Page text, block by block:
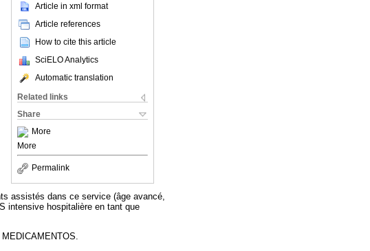
Article in xml format
Article references
How to cite this article
SciELO Analytics
Automatic translation
Related links
Share
More
More
Permalink
assistés dans ce service (âge avancé,
intensive hospitalière en tant que